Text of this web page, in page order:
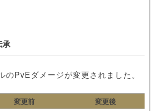
承
のPvEダメージが変更されました。
変更前 変更後